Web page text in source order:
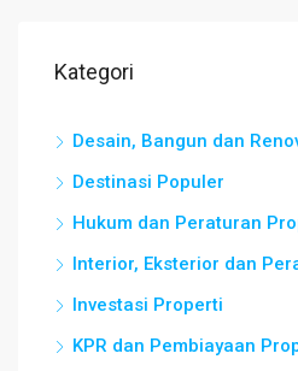
Kategori
Desain, Bangun dan
Destinasi Populer
Hukum dan Peraturan
Interior, Eksterior dan
Investasi Properti
KPR dan Pembiayaan